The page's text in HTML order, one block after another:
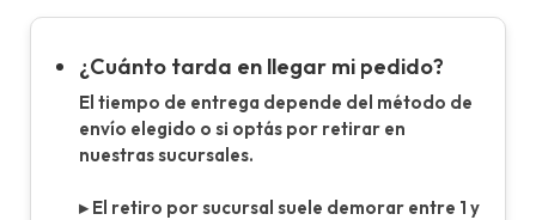
¿Cuánto tarda en llegar mi pedido?
El tiempo de entrega depende del método de
envío elegido o si optás por retirar en
nuestras sucursales.
▸ El retiro por sucursal suele demorar entre 1 y